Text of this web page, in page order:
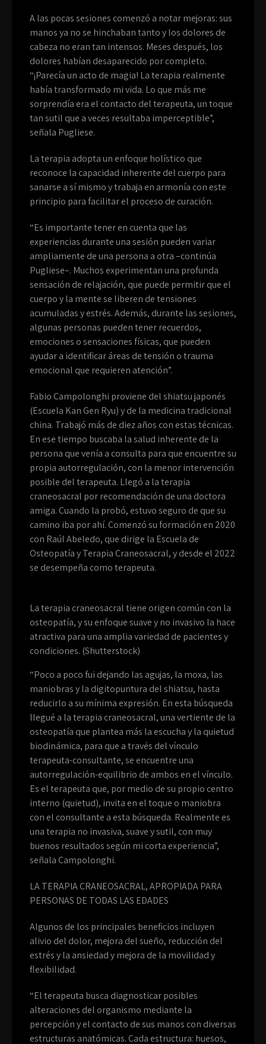
A las pocas sesiones comenzó a notar mejoras: sus
manos ya no se hinchaban tanto y los dolores de
cabeza no eran tan intensos. Meses después, los
dolores habían desaparecido por completo.
“¡Parecía un acto de magia! La terapia realmente
había transformado mi vida. Lo que más me
sorprendía era el contacto del terapeuta, un toque
tan sutil que a veces resultaba imperceptible”,
señala Pugliese.
La terapia adopta un enfoque holístico que
reconoce la capacidad inherente del cuerpo para
sanarse a sí mismo y trabaja en armonía con este
principio para facilitar el proceso de curación.
“Es importante tener en cuenta que las
experiencias durante una sesión pueden variar
ampliamente de una persona a otra –continúa
Pugliese–. Muchos experimentan una profunda
sensación de relajación, que puede permitir que el
cuerpo y la mente se liberen de tensiones
acumuladas y estrés. Además, durante las sesiones,
algunas personas pueden tener recuerdos,
emociones o sensaciones físicas, que pueden
ayudar a identificar áreas de tensión o trauma
emocional que requieren atención”.
Fabio Campolonghi proviene del shiatsu japonés
(Escuela Kan Gen Ryu) y de la medicina tradicional
china. Trabajó más de diez años con estas técnicas.
En ese tiempo buscaba la salud inherente de la
persona que venía a consulta para que encuentre su
propia autorregulación, con la menor intervención
posible del terapeuta. Llegó a la terapia
craneosacral por recomendación de una doctora
amiga. Cuando la probó, estuvo seguro de que su
camino iba por ahí. Comenzó su formación en 2020
con Raúl Abeledo, que dirige la Escuela de
Osteopatía y Terapia Craneosacral, y desde el 2022
se desempeña como terapeuta.
La terapia craneosacral tiene origen común con la
osteopatía, y su enfoque suave y no invasivo la hace
atractiva para una amplia variedad de pacientes y
condiciones. (Shutterstock)
“Poco a poco fui dejando las agujas, la moxa, las
maniobras y la digitopuntura del shiatsu, hasta
reducirlo a su mínima expresión. En esta búsqueda
llegué a la terapia craneosacral, una vertiente de la
osteopatía que plantea más la escucha y la quietud
biodinámica, para que a través del vínculo
terapeuta-consultante, se encuentre una
autorregulación-equilibrio de ambos en el vínculo.
Es el terapeuta que, por medio de su propio centro
interno (quietud), invita en el toque o maniobra
con el consultante a esta búsqueda. Realmente es
una terapia no invasiva, suave y sutil, con muy
buenos resultados según mi corta experiencia”,
señala Campolonghi.
LA TERAPIA CRANEOSACRAL, APROPIADA PARA
PERSONAS DE TODAS LAS EDADES
Algunos de los principales beneficios incluyen
alivio del dolor, mejora del sueño, reducción del
estrés y la ansiedad y mejora de la movilidad y
flexibilidad.
“El terapeuta busca diagnosticar posibles
alteraciones del organismo mediante la
percepción y el contacto de sus manos con diversas
estructuras anatómicas. Cada estructura: huesos,